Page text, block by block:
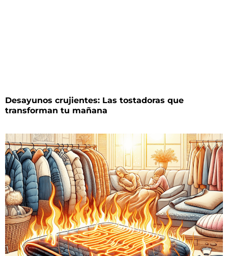
Desayunos crujientes: Las tostadoras que
transforman tu mañana